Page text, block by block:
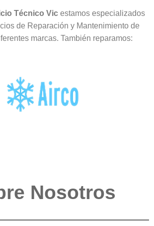
Técnico Vic estamos especializados
de Reparación y Mantenimiento de
marcas. También reparamos:
Nosotros